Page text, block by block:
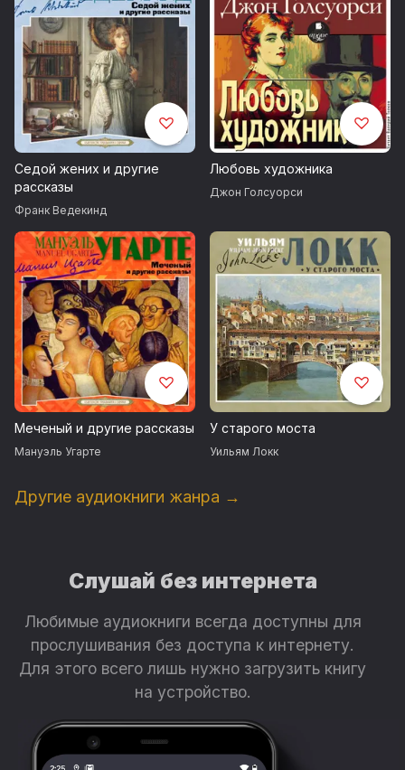
Седой жених и другие
рассказы
Франк Ведекинд
Любовь художника
Джон Голсуорси
Меченый и другие рассказы
Мануэль Угарте
У старого моста
Уильям Локк
Другие аудиокниги жанра →
Слушай без интернета
Любимые аудиокниги всегда доступны для
прослушивания без доступа к интернету.
Для этого всего лишь нужно загрузить книгу
на устройство.